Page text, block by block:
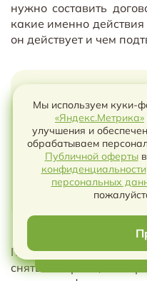
нужно составить
какие именно действия
он действует и чем
название файла
отношения
содержание
отчеты, расчеты и
действиями агента и
Главная
снять вопросы,
Мы используем куки-
«Яндекс.Метрика»
улучшения и
обрабатываем
Публичной офертыв
конфиденциальности
персональных
Скачать в